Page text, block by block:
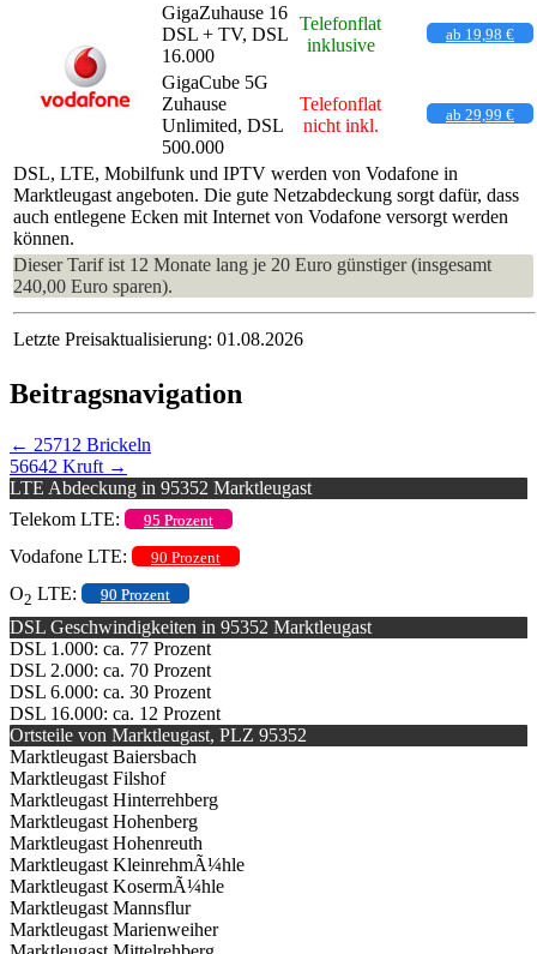
GigaZuhause 16
DSL + TV, DSL
16.000
Telefonflat
inklusive
ab 19,98 €
GigaCube 5G
Zuhause
Unlimited, DSL
500.000
Telefonflat
nicht inkl.
ab 29,99 €
DSL, LTE, Mobilfunk und IPTV werden von Vodafone in
Marktleugast angeboten. Die gute Netzabdeckung sorgt dafür, dass
auch entlegene Ecken mit Internet von Vodafone versorgt werden
können.
Dieser Tarif ist 12 Monate lang je 20 Euro günstiger (insgesamt
240,00 Euro sparen).
Letzte Preisaktualisierung: 01.08.2026
Beitragsnavigation
← 25712 Brickeln
56642 Kruft →
LTE Abdeckung in 95352 Marktleugast
Telekom LTE:
95 Prozent
Vodafone LTE: 90 Prozent
O2 LTE: 90 Prozent
DSL Geschwindigkeiten in 95352 Marktleugast
DSL 1.000: ca. 77 Prozent
DSL 2.000: ca. 70 Prozent
DSL 6.000: ca. 30 Prozent
DSL 16.000: ca. 12 Prozent
Ortsteile von Marktleugast, PLZ 95352
Marktleugast Baiersbach
Marktleugast Filshof
Marktleugast Hinterrehberg
Marktleugast Hohenberg
Marktleugast Hohenreuth
Marktleugast KleinrehmÃ¼hle
Marktleugast KosermÃ¼hle
Marktleugast Mannsflur
Marktleugast Marienweiher